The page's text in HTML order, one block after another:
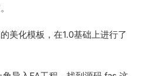
美化模板，在1.0基础上进行了